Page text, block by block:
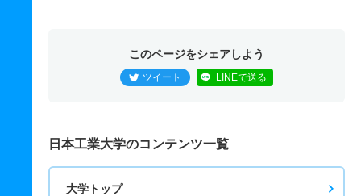
このページをシェアしよう
ツイート LINEで送る
日本工業大学のコンテンツ一覧
大学トップ